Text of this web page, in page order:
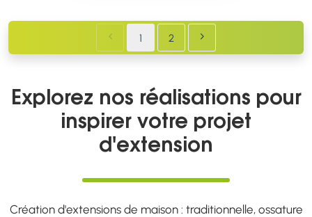
Chargement...
1 2
Explorez nos réalisations pour
inspirer votre projet
d'extension
Création d'extensions de maison : traditionnelle, ossature